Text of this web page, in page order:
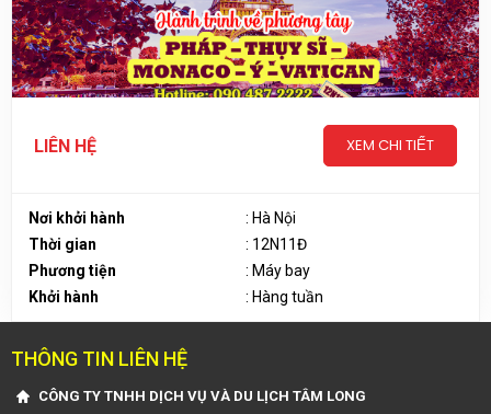
LIÊN HỆ XEM CHI TIẾT
Nơi khởi hành
: Hà Nội
Thời gian
: 12N11Đ
Phương tiện
: Máy bay
Khởi hành
: Hàng tuần
THÔNG TIN LIÊN HỆ
CÔNG TY TNHH DỊCH VỤ VÀ DU LỊCH TÂM LONG